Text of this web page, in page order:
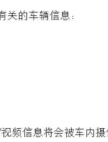
的车辆信息：
频信息将会被车内